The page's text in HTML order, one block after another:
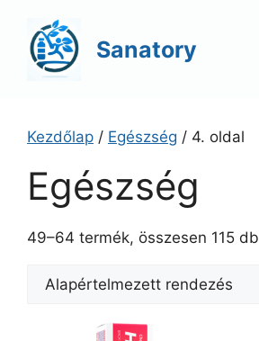
tartalomba
Sanatory
Kezdőlap / Egészség / 4. oldal
Egészség
49–64 termék, összesen 115 db